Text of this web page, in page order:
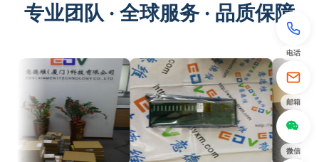
专业团队 · 全球服务 · 品质保障
电话
邮箱
微信